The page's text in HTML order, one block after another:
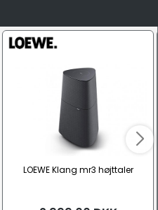
LOEWE Klang mr3 højttaler